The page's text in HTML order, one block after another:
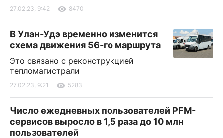
27.02.23, 9:42 8470
В Улан-Удэ временно изменится
схема движения 56-го маршрута
Это связано с реконструкцией
тепломагистрали
27.02.23, 9:21 5283
Число ежедневных пользователей PFM-
сервисов выросло в 1,5 раза до 10 млн
пользователей